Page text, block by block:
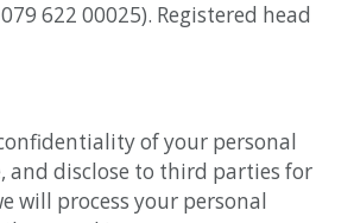
622 00025). Registered head
of your personal
and disclose to third parties for
will process your personal